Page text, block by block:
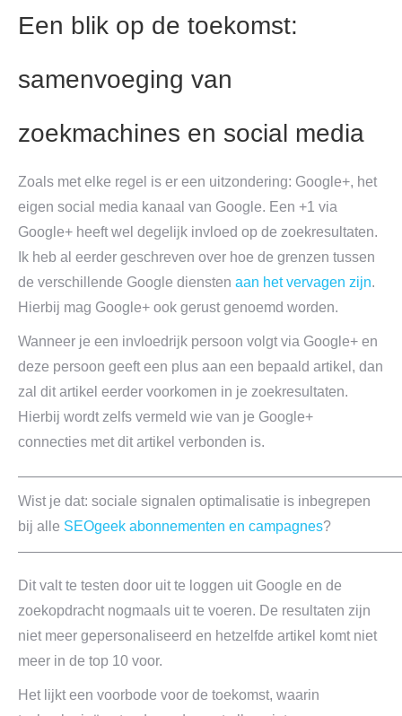
Een blik op de toekomst:
samenvoeging van
zoekmachines en social media
Zoals met elke regel is er een uitzondering: Google+, het
eigen social media kanaal van Google. Een +1 via
Google+ heeft wel degelijk invloed op de zoekresultaten.
Ik heb al eerder geschreven over hoe de grenzen tussen
de verschillende Google diensten aan het vervagen zijn.
Hierbij mag Google+ ook gerust genoemd worden.
Wanneer je een invloedrijk persoon volgt via Google+ en
deze persoon geeft een plus aan een bepaald artikel, dan
zal dit artikel eerder voorkomen in je zoekresultaten.
Hierbij wordt zelfs vermeld wie van je Google+
connecties met dit artikel verbonden is.
Wist je dat: sociale signalen optimalisatie is inbegrepen
bij alle SEOgeek abonnementen en campagnes?
Dit valt te testen door uit te loggen uit Google en de
zoekopdracht nogmaals uit te voeren. De resultaten zijn
niet meer gepersonaliseerd en hetzelfde artikel komt niet
meer in de top 10 voor.
Het lijkt een voorbode voor de toekomst, waarin